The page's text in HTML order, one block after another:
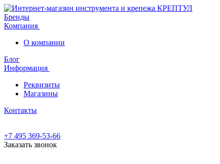
Бренды
Компания
О компании
Блог
Информация
Реквизиты
Магазины
Контакты
+7 495 369-53-66
Заказать звонок